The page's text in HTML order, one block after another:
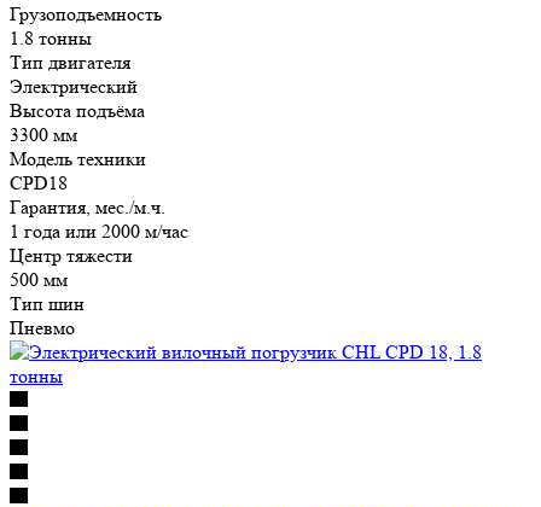
Грузоподъемность
1.8 тонны
Тип двигателя
Электрический
Высота подъёма
3300 мм
Модель техники
CPD18
Гарантия, мес./м.ч.
1 года или 2000 м/час
Центр тяжести
500 мм
Тип шин
Пневмо